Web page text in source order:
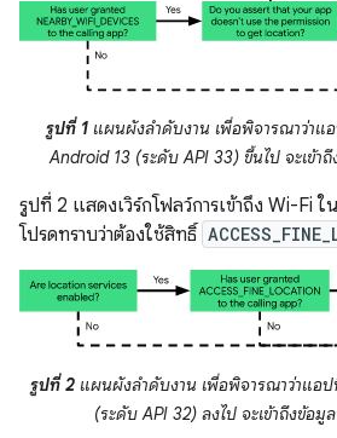
รูปที่ 1 แผนผังลำดับงาน เพื่อพิจารณาว่าแ
Android 13 (ระดับ API 33) ขึ้นไป จะเข้า
รูปที่ 2 แสดงเวิร์กโฟลว์การเข้าถึง Wi-Fi
โปรดทราบว่าต้องใช้สิทธิ์
รูปที่ 2แผนผังลำดับงาน เพื่อพิจารณาว่าแอป
(ระดับ API 32) ลงไป จะเข้าถึงข้อมู